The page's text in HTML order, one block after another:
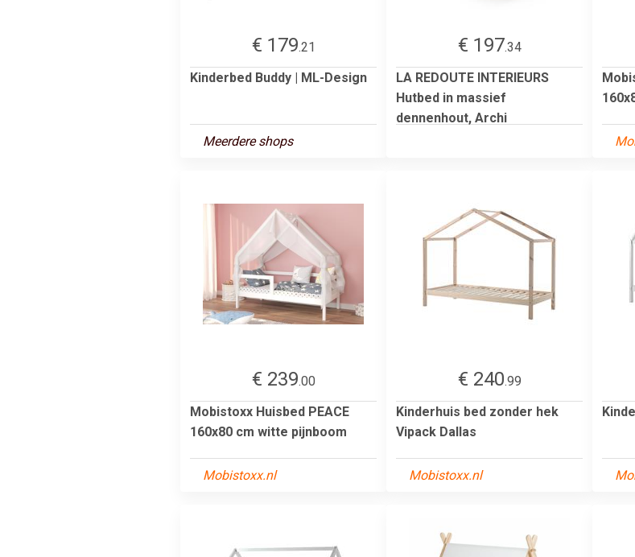
€ 179.21
Kinderbed Buddy | ML-Design
Meerdere shops
€ 197.34
LA REDOUTE INTERIEURS
Hutbed in massief
dennenhout, Archi
€ 239.00
Mobistoxx Huisbed PEACE
160x80 cm witte pijnboom
Mobistoxx.nl
€ 240.99
Kinderhuis bed zonder hek
Vipack Dallas
Mobistoxx.nl